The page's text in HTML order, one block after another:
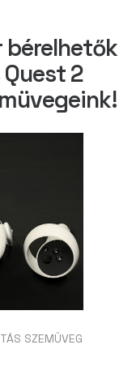
bérelhetők
2
SZEMÜVEG